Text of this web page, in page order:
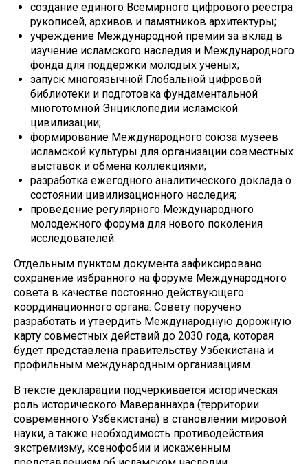
создание единого Всемирного цифрового реестра
рукописей, архивов и памятников архитектуры;
учреждение Международной премии за вклад в
изучение исламского наследия и Международного
фонда для поддержки молодых ученых;
запуск многоязычной Глобальной цифровой
библиотеки и подготовка фундаментальной
многотомной Энциклопедии исламской
цивилизации;
формирование Международного союза музеев
исламской культуры для организации совместных
выставок и обмена коллекциями;
разработка ежегодного аналитического доклада о
состоянии цивилизационного наследия;
проведение регулярного Международного
молодежного форума для нового поколения
исследователей.
Отдельным пунктом документа зафиксировано
сохранение избранного на форуме Международного
совета в качестве постоянно действующего
координационного органа. Совету поручено
разработать и утвердить Международную дорожную
карту совместных действий до 2030 года, которая
будет представлена правительству Узбекистана и
профильным международным организациям.
В тексте декларации подчеркивается историческая
роль исторического Мавераннахра (территории
современного Узбекистана) в становлении мировой
науки, а также необходимость противодействия
экстремизму, ксенофобии и искаженным